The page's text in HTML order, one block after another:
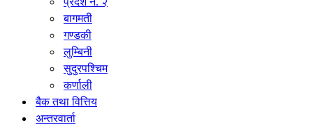
बागमती
गण्डकी
लुम्बिनी
सुदुरपश्चिम
कर्णाली
बैक तथा वित्तिय
अन्तरवार्ता